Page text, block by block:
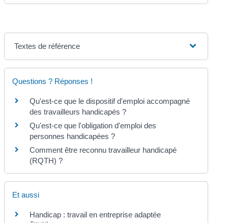
Textes de référence
Questions ? Réponses !
Qu'est-ce que le dispositif d'emploi accompagné
des travailleurs handicapés ?
Qu'est-ce que l'obligation d'emploi des
personnes handicapées ?
Comment être reconnu travailleur handicapé
(RQTH) ?
Et aussi
Handicap : travail en entreprise adaptée